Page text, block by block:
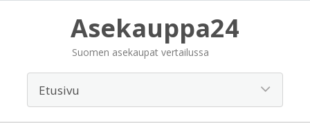
Asekauppa24
Suomen asekaupat vertailussa